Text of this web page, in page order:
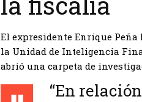
El expresidente Enrique Peña
la Unidad de Inteligencia
abrió una carpeta de
“En